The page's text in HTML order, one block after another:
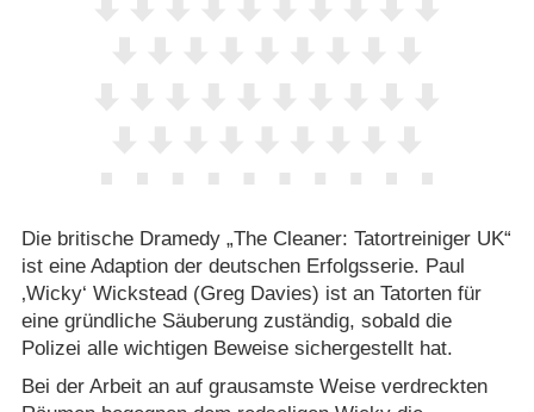
Die britische Dramedy „The Cleaner: Tatortreiniger UK“
ist eine Adaption der deutschen Erfolgsserie. Paul
‚Wicky‘ Wickstead (Greg Davies) ist an Tatorten für
eine gründliche Säuberung zuständig, sobald die
Polizei alle wichtigen Beweise sichergestellt hat.
Bei der Arbeit an auf grausamste Weise verdreckten